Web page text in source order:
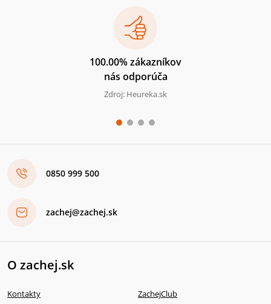
100.00% zákazníkov
nás odporúča
Zdroj: Heureka.sk
0850 999 500
zachej@zachej.sk
O zachej.sk
Kontakty ZachejClub